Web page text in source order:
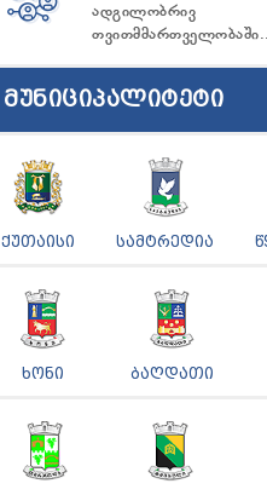
ადგილობრივ
ᲛᲣᲜᲘᲪᲘᲞᲐᲚᲘᲢᲔᲢᲘ
ᲥᲣᲗᲐᲘᲡᲘ ᲡᲐᲛᲢᲠᲔᲓᲘᲐ
ᲮᲝᲜᲘ ᲑᲐᲦᲓᲐᲗᲘ